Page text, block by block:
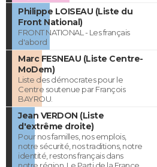
Philippe LOISEAU (Liste du
Front National)
FRONT NATIONAL - Les français
d'abord
Marc FESNEAU (Liste Centre-
MoDem)
Liste des démocrates pour le
Centre soutenue par François
BAYROU.
Jean VERDON (Liste
d'extrême droite)
Pour nos familles, nos emplois,
notre sécurité, nos traditions, notre
identité, restons français dans
notre région. Le Parti de la France,